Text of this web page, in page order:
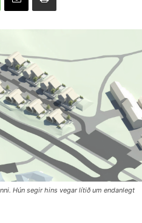
Hún segir hins vegar lítið um endanlegt